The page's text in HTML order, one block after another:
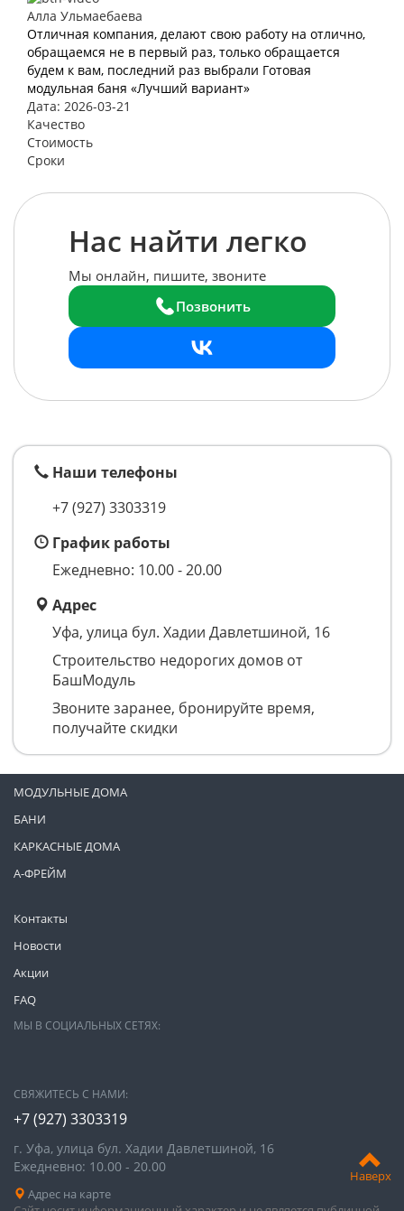
Алла Ульмаебаева
Отличная компания, делают свою работу на отлично,
обращаемся не в первый раз, только обращается
будем к вам, последний раз выбрали Готовая
модульная баня «Лучший вариант»
Дата: 2026-03-21
Качество
Стоимость
Сроки
Наверх
Нас найти легко
Мы онлайн, пишите, звоните
Позвонить
Наши телефоны
+7 (927) 3303319
График работы
Ежедневно: 10.00 - 20.00
Адрес
Уфа, улица бул. Хадии Давлетшиной, 16
Строительство недорогих домов от
БашМодуль
Звоните заранее, бронируйте время,
получайте скидки
Контакты
Новости
Акции
FAQ
МОДУЛЬНЫЕ ДОМА
БАНИ
КАРКАСНЫЕ ДОМА
А-ФРЕЙМ
МЫ В СОЦИАЛЬНЫХ СЕТЯХ:
СВЯЖИТЕСЬ С НАМИ:
+7 (927) 3303319
г. Уфа, улица бул. Хадии Давлетшиной, 16
Ежедневно: 10.00 - 20.00
Адрес на карте